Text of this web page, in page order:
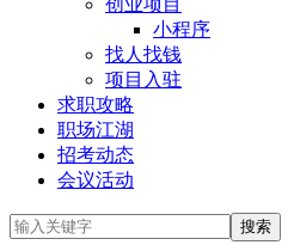
创业项目
小程序
找人找钱
项目入驻
求职攻略
职场江湖
招考动态
会议活动